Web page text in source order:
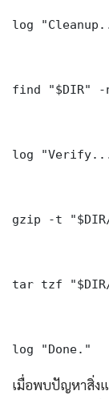
log
find "$DIR" -
log
gzip -t "$DIR/
tar tzf
log "Done."
เมื่อพบปัญหาสิ่งแ